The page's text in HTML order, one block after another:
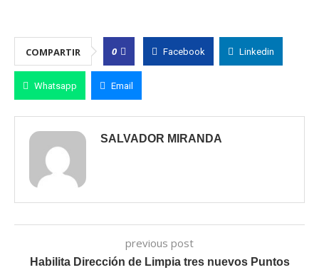
COMPARTIR 0 Facebook Linkedin
Whatsapp Email
SALVADOR MIRANDA
previous post
Habilita Dirección de Limpia tres nuevos Puntos